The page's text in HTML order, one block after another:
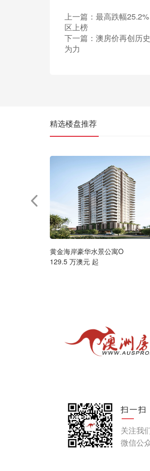
上一篇： 最高跌幅
区上榜
下一篇： 澳房价再创历
为力
精选楼盘推荐
黄金海岸豪华水景公寓O
129.5 万澳元 起
扫一扫
关注我
微信公